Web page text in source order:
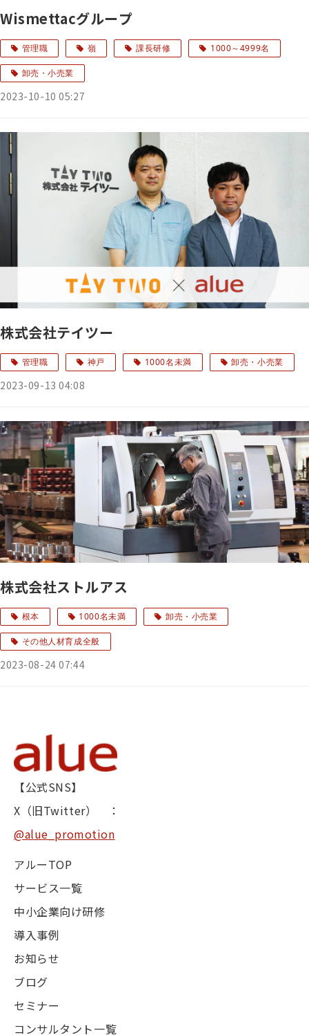
Wismettacグループ
管理職 嶺 課長研修 1000～4999名
卸売・小売業
2023-10-10 05:27
株式会社テイツー
管理職 神戸 1000名未満 卸売・小売業
2023-09-13 04:08
株式会社ストルアス
根本 1000名未満 卸売・小売業
その他人材育成全般
2023-08-24 07:44
【公式SNS】
X（旧Twitter） ：
@alue_promotion
アルーTOP
サービス一覧
中小企業向け研修
導入事例
お知らせ
ブログ
セミナー
コンサルタント一覧